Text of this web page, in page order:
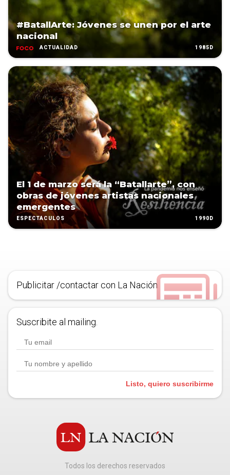
#BatallArte: Jóvenes se unen por el arte
nacional
ACTUALIDAD 1985D
El 1 de marzo será la “Batallarte”, con
obras de jóvenes artistas nacionales
emergentes
ESPECTÁCULOS 1990D
Publicitar /contactar con La Nación
Suscribite al mailing.
Listo, quiero suscribirme
Todos los derechos reservados